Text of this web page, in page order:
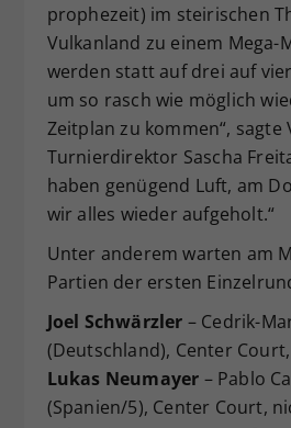
prophezeit) im steirischen
Vulkanland zu einem Mega-
werden statt auf drei auf
um so rasch wie möglich
Zeitplan zu kommen“,
Turnierdirektor Sascha
haben genügend Luft, am
wir alles wieder aufgeholt.“
Unter anderem warten am
Partien der ersten
Joel Schwärzler – Cedrik-
(Deutschland), Center
Lukas Neumayer – Pablo
(Spanien/5), Center Court,